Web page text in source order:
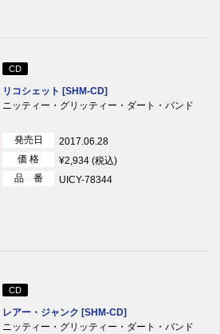
CD
リコシェット [SHM-CD]
ニッティー・グリッティー・ダート・バンド
発売日
2017.06.28
価 格
¥2,934 (税込)
品 番
UICY-78344
CD
レアー・ジャンク [SHM-CD]
ニッティー・グリッティー・ダート・バンド